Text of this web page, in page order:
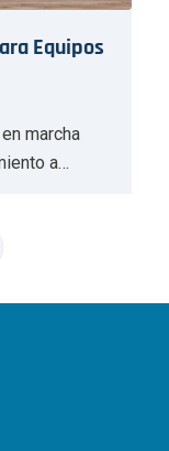
Equipos
marcha
a…